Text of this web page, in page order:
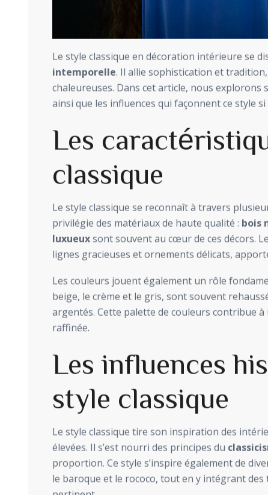
Le style classique en décoration intérieure se
intemporelle. Il allie sophistication et
chaleureuses. Dans cet article, nous explorons
ainsi que les influences qui façonnent ce style si
Les
classique
Le style classique se reconnaît à travers
privilégie des matériaux de haute qualité : bois
luxueuxsont souvent au cœur de ces décors.
lignes gracieuses et ornements délicats,
Les couleurs jouent également un rôle
beige, le crème et le gris, sont souvent
argentés. Cette palette de couleurs contribue
raffinée.
Les influences
style classique
Le style classique tire son inspiration des
élevées. Il s’est nourri des principes du
proportion. Ce style s’inspire également de
le baroque et le rococo, tout en y intégrant